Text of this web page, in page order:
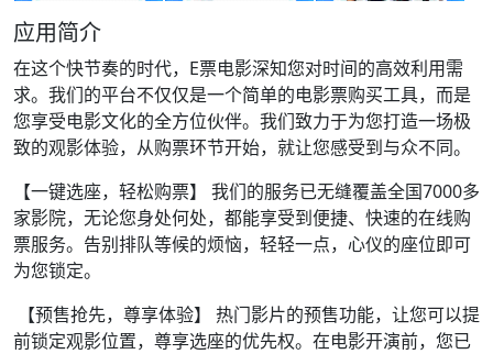
应用简介
在这个快节奏的时代，E票电影深知您对时间的高效利用需
求。我们的平台不仅仅是一个简单的电影票购买工具，而是
您享受电影文化的全方位伙伴。我们致力于为您打造一场极
致的观影体验，从购票环节开始，就让您感受到与众不同。
【一键选座，轻松购票】 我们的服务已无缝覆盖全国7000多
家影院，无论您身处何处，都能享受到便捷、快速的在线购
票服务。告别排队等候的烦恼，轻轻一点，心仪的座位即可
为您锁定。
【预售抢先，尊享体验】 热门影片的预售功能，让您可以提
前锁定观影位置，尊享选座的优先权。在电影开演前，您已